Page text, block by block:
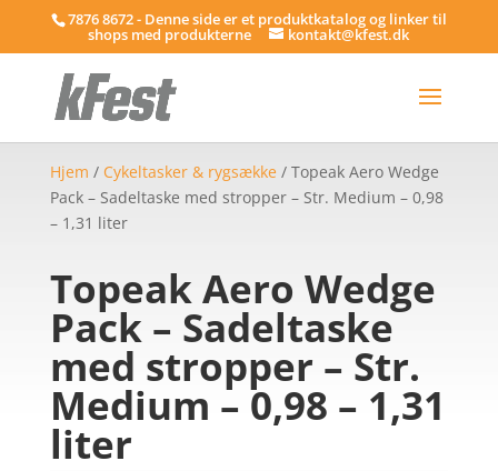
7876 8672 - Denne side er et produktkatalog og linker til
shops med produkterne kontakt@kfest.dk
Hjem / Cykeltasker & rygsække/ Topeak Aero Wedge
Pack – Sadeltaske med stropper – Str. Medium – 0,98
– 1,31 liter
Topeak Aero Wedge
Pack – Sadeltaske
med stropper – Str.
Medium – 0,98 – 1,31
liter